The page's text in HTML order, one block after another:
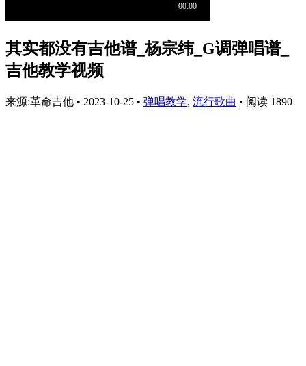
其实都没有吉他谱_杨宗纬_G调弹唱谱_
吉他教学视频
来源:革命吉他 • 2023-10-25 • 弹唱教学, 流行歌曲 • 阅读 1890